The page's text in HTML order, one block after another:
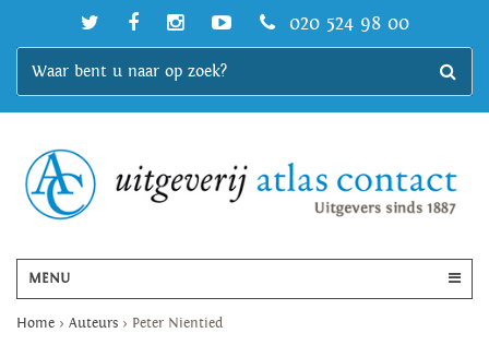
020 524 98 00
MENU
Home > Auteurs > Peter Nientied